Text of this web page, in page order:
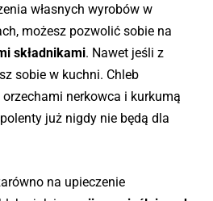
własnych wyrobów w
możesz pozwolić sobie na
składnikami. Nawet jeśli z
sobie w kuchni. Chleb
nerkowca i kurkumą
już nigdy nie będą dla
na upieczenie